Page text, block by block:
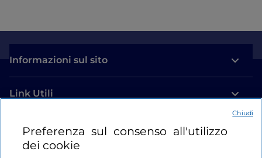
Informazioni sul sito
Link Utili
Login
Restiamo in contatto
Preferenza sul consenso all'utilizzo
dei cookie
Chiudi